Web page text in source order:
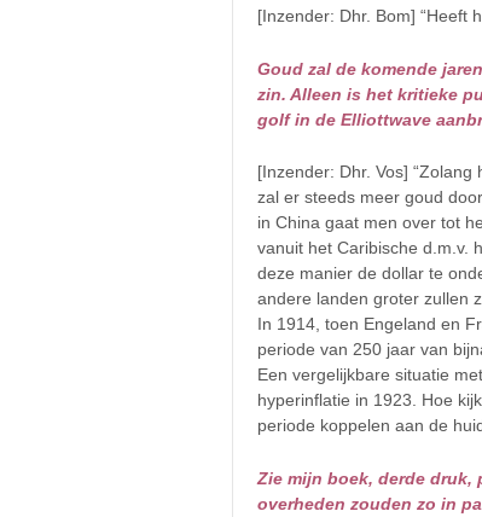
[Inzender: Dhr. Bom] “Heeft
Goud zal de komende
zin. Alleen is het kritieke
golf in de Elliottwave
[Inzender: Dhr. Vos]
zal er steeds meer goud
in China gaat men over tot
vanuit het Caribische d.m.v.
deze manier de dollar te
andere landen groter zullen
In 1914, toen Engeland en
periode van 250 jaar van
Een vergelijkbare situatie
hyperinflatie in 1923. Hoe
periode koppelen aan de
Zie mijn boek, derde druk,
overheden zouden zo in